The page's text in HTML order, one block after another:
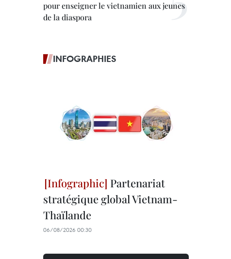
pour enseigner le vietnamien aux jeunes
de la diaspora
INFOGRAPHIES
Partenariat
stratégique global Vietnam-
Thaïlande
06/08/2026 00:30